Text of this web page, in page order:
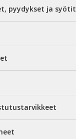
pyydykset ja syötit